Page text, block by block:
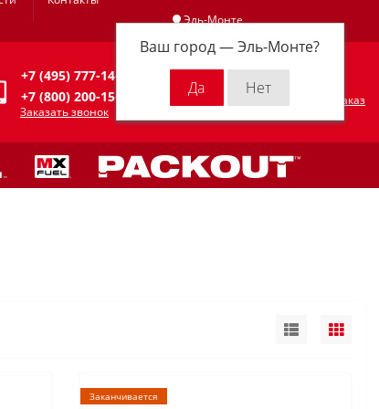
Эль-Монте
Ваш город —Эль-Монте?
Личный кабинет
+7 (495) 777-14-94
+7 (800) 200-15-94
Заказать звонок
Оформить заказ
Заканчивается